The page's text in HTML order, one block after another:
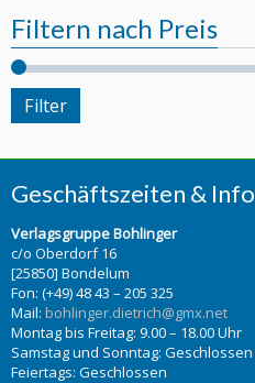
Filtern nach Preis
Filter
Geschäftszeiten & Info
Verlagsgruppe Bohlinger
c/o Oberdorf 16
[25850] Bondelum
Fon: (+49) 48 43 – 205 325
Mail: bohlinger.dietrich@gmx.net
Montag bis Freitag: 9.00 – 18.00 Uhr
Samstag und Sonntag: Geschlossen
Feiertags: Geschlossen